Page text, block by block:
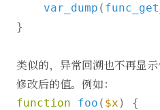
var_dump (
}
类似的，异常回溯也不再显
修改后的值。例如：
function foo ( $x ) {